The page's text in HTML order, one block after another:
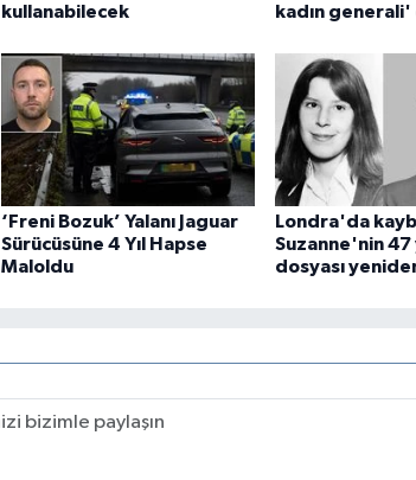
kullanabilecek
kadın generali'
‘Freni Bozuk’ Yalanı Jaguar
Sürücüsüne 4 Yıl Hapse
Maloldu
Londra'da
Suzanne'nin 47
dosyası